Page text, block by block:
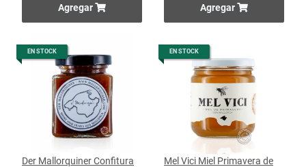
Agregar Agregar
EN STOCK
Der Mallorquiner Confitura
EN STOCK
Mel Vici Miel Primavera de